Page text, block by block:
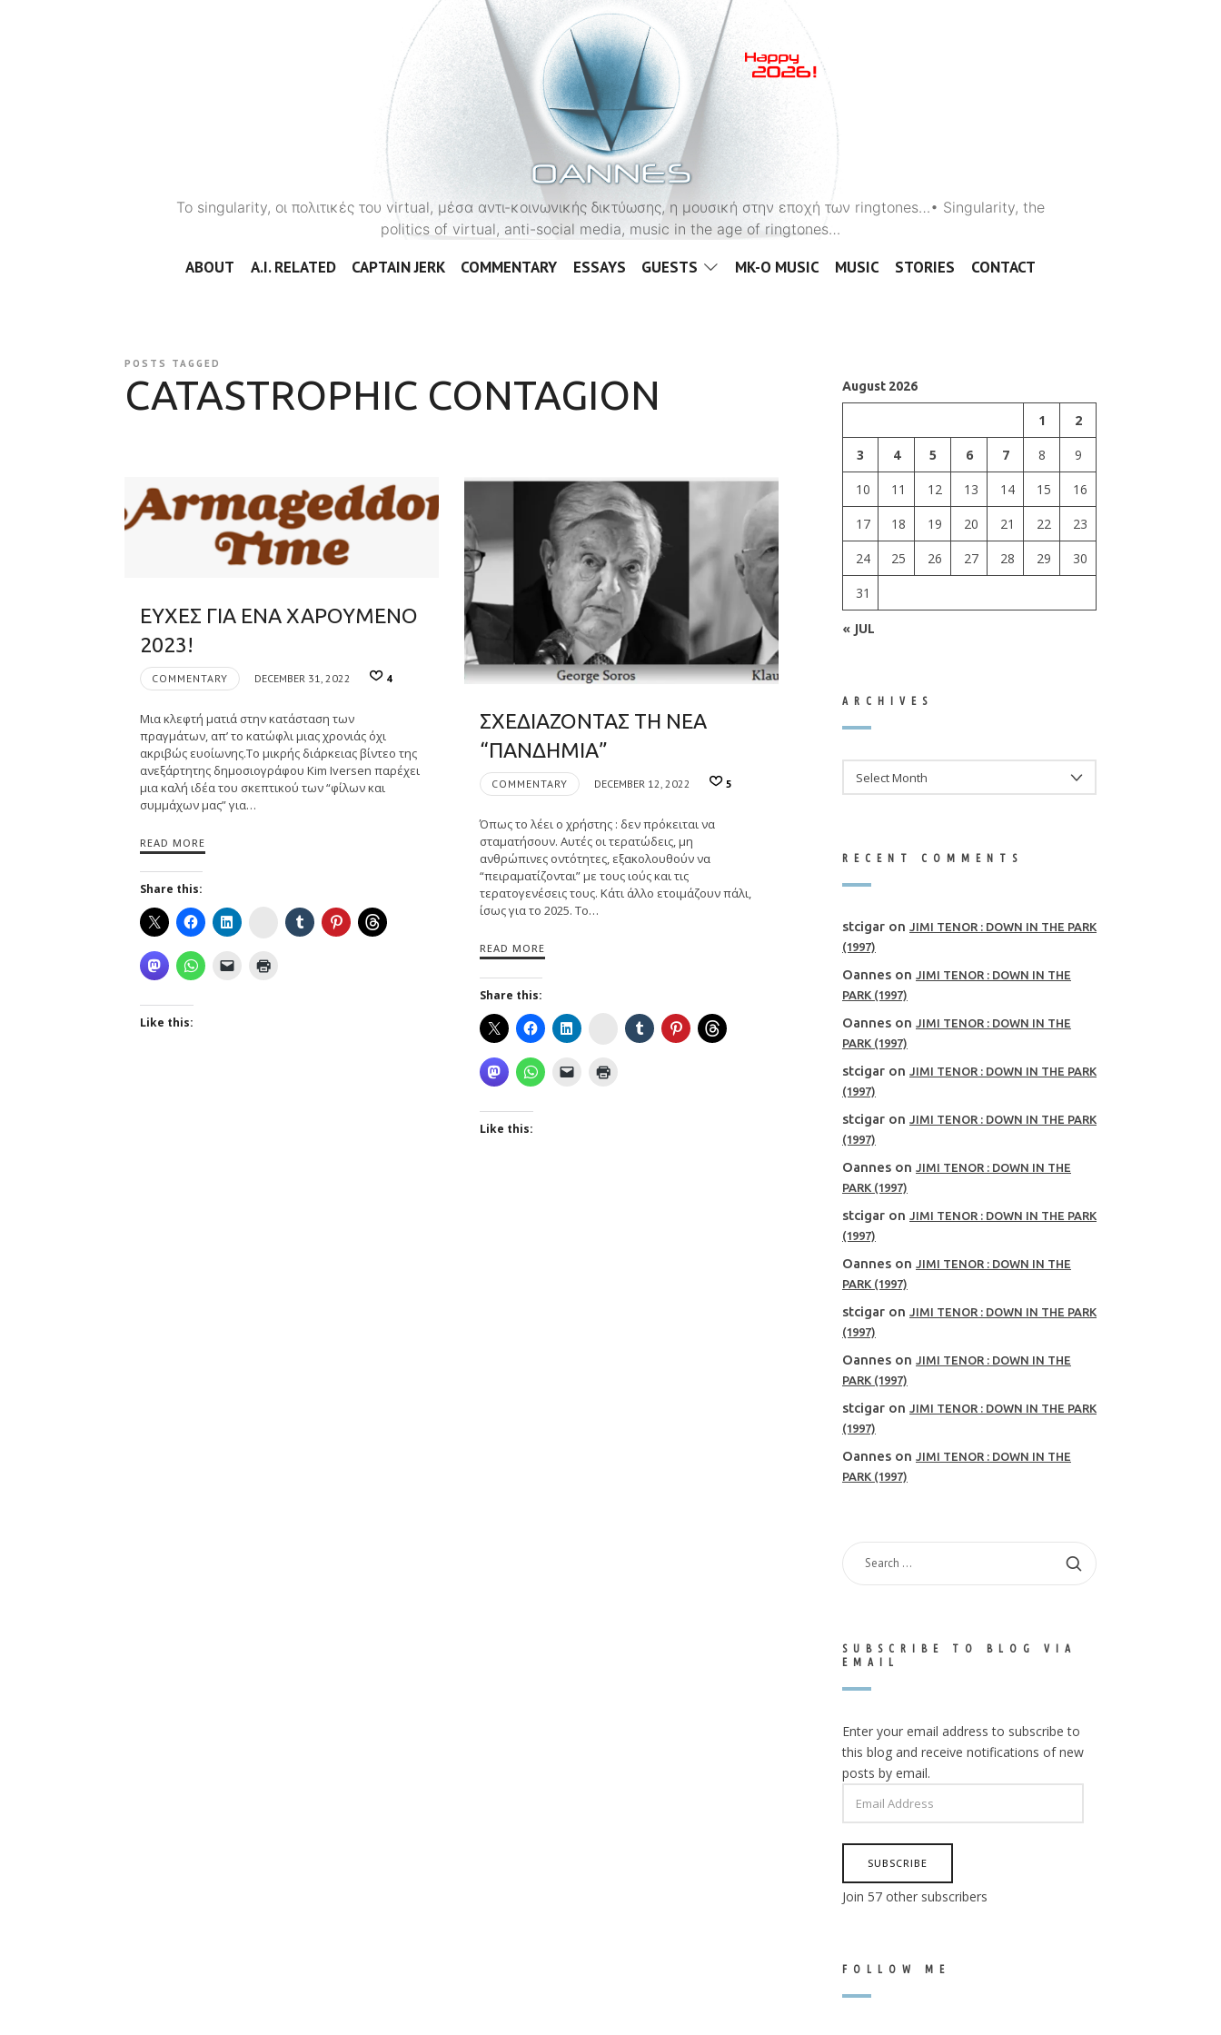
OANNES
To singularity, οι πολιτικές του virtual, μέσα αντι-κοινωνικής δικτύωσης, η μουσική στην εποχή των ringtones…• Singularity, the
politics of virtual, anti-social media, music in the age of ringtones…
ABOUT A.I. RELATED CAPTAIN JERK COMMENTARY ESSAYS GUESTS MK-O MUSIC MUSIC STORIES CONTACT
POSTS TAGGED
CATASTROPHIC CONTAGION
ΕΥΧΕΣ ΓΙΑ ΕΝΑ ΧΑΡΟΥΜΕΝΟ
2023!
COMMENTARY DECEMBER 31, 2022 4
Μια κλεφτή ματιά στην κατάσταση των
πραγμάτων, απ’ το κατώφλι μιας χρονιάς όχι
ακριβώς ευοίωνης.Το μικρής διάρκειας βίντεο της
ανεξάρτητης δημοσιογράφου Kim Iversen παρέχει
μια καλή ιδέα του σκεπτικού των “φίλων και
συμμάχων μας” για…
READ MORE
Share this:
Instagram
Like this:
ΣΧΕΔΙΑΖΟΝΤΑΣ ΤΗ ΝΕΑ
“ΠΑΝΔΗΜΙΑ”
COMMENTARY DECEMBER 12, 2022 5
Όπως το λέει ο χρήστης : δεν πρόκειται να
σταματήσουν. Αυτές οι τερατώδεις, μη
ανθρώπινες οντότητες, εξακολουθούν να
“πειραματίζονται” με τους ιούς και τις
τερατογενέσεις τους. Κάτι άλλο ετοιμάζουν πάλι,
ίσως για το 2025. Το…
READ MORE
Share this:
Instagram
Like this:
August 2026
1
2
3
4 5 6 7 8
9
10
11 12 13 14 15
16
17
18 19 20 21 22
23
24
25 26 27 28 29
30
31
« JUL
ARCHIVES
RECENT COMMENTS
stcigar on
JIMI TENOR : DOWN IN THE PARK
(1997)
Oannes on
JIMI TENOR : DOWN IN THE
PARK (1997)
Oannes on
JIMI TENOR : DOWN IN THE
PARK (1997)
stcigar on
JIMI TENOR : DOWN IN THE PARK
(1997)
stcigar on
JIMI TENOR : DOWN IN THE PARK
(1997)
Oannes on
JIMI TENOR : DOWN IN THE
PARK (1997)
stcigar on
JIMI TENOR : DOWN IN THE PARK
(1997)
Oannes on
JIMI TENOR : DOWN IN THE
PARK (1997)
stcigar on
JIMI TENOR : DOWN IN THE PARK
(1997)
Oannes on
JIMI TENOR : DOWN IN THE
PARK (1997)
stcigar on
JIMI TENOR : DOWN IN THE PARK
(1997)
Oannes on
JIMI TENOR : DOWN IN THE
PARK (1997)
SEARCH
SUBSCRIBE TO BLOG VIA
EMAIL
Enter your email address to subscribe to
this blog and receive notifications of new
posts by email.
ADDRESS
SUBSCRIBE
Join 57 other subscribers
FOLLOW ME